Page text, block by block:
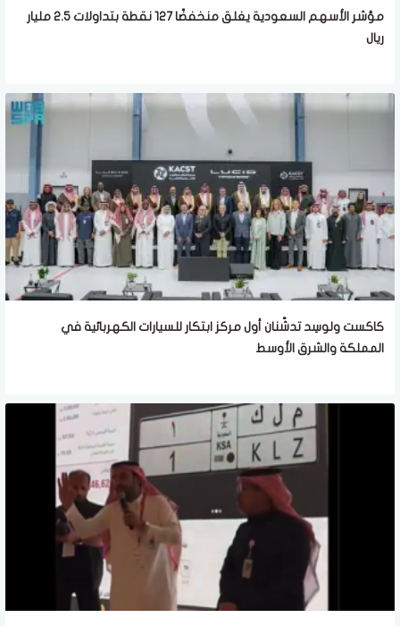
مؤشر الأسهم السعودية يغلق منخفضًا 127 نقطة بتداولات 2.5 مليار
ريال
كاكست ولوسِد تدشّنان أول مركز ابتكار للسيارات الكهربائية في
المملكة والشرق الأوسط